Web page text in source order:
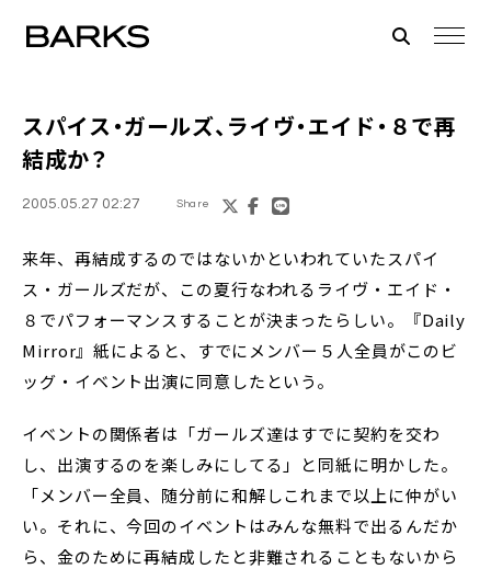
スパイス・ガールズ、ライヴ・エイド・８で再
結成か？
2005.05.27 02:27 Share
来年、再結成するのではないかといわれていたスパイ
ス・ガールズだが、この夏行なわれるライヴ・エイド・
８でパフォーマンスすることが決まったらしい。『Daily
Mirror』紙によると、すでにメンバー５人全員がこのビ
ッグ・イベント出演に同意したという。
イベントの関係者は「ガールズ達はすでに契約を交わ
し、出演するのを楽しみにしてる」と同紙に明かした。
「メンバー全員、随分前に和解しこれまで以上に仲がい
い。それに、今回のイベントはみんな無料で出るんだか
ら、金のために再結成したと非難されることもないから